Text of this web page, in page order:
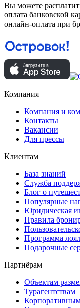
Вы можете
оплата банковской
онлайн-оплата при
Компания
Компания и
Контакты
Вакансии
Для прессы
Клиентам
База знаний
Служба
Блог о
Популярные
Юридическая
Правила
Программа
Подарочные
Партнёрам
Объектам
Турагентствам